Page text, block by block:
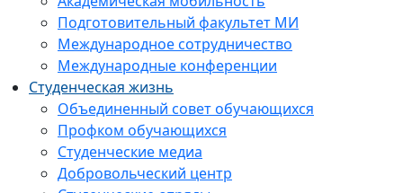
Подготовительный факультет МИ
Международное сотрудничество
Международные конференции
Студенческая жизнь
Объединенный совет обучающихся
Профком обучающихся
Студенческие медиа
Добровольческий центр